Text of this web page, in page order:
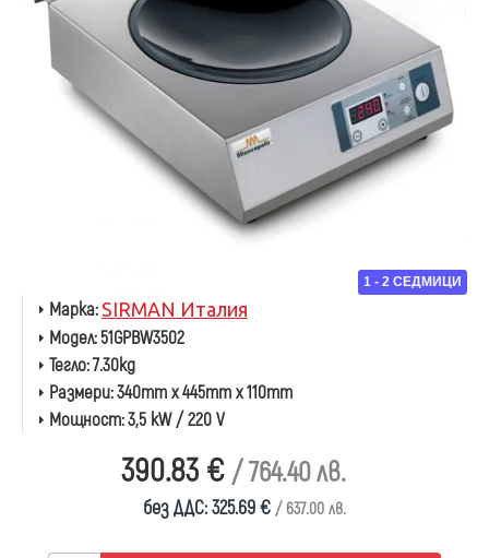
1 - 2 СЕДМИЦИ
390.83 € / 764.40 лв.
без ДДС: 325.69 € / 637.00 лв.
Марка: SIRMAN Италия
Модел:51GPBW3502
Тегло:7.30kg
Размери:340mm x 445mm x 110mm
Мощност:3,5 kW / 220 V